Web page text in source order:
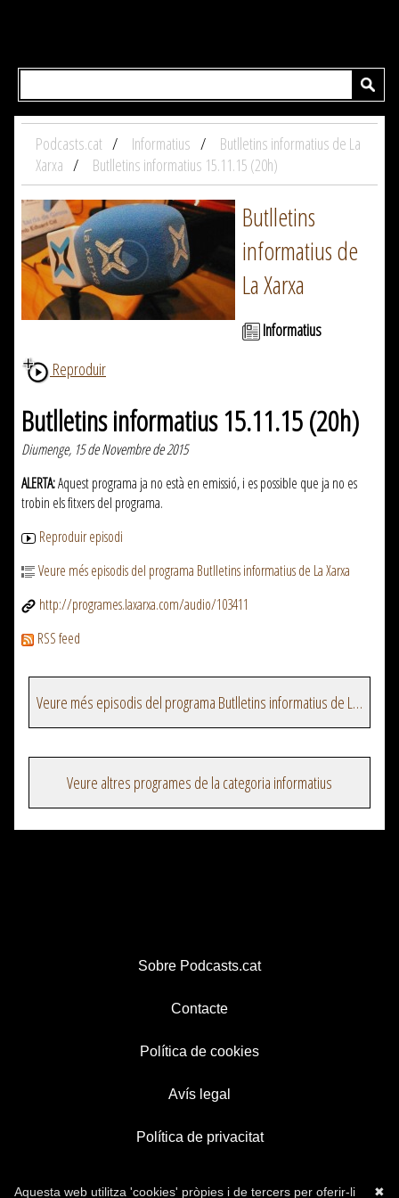
Podcasts.cat Informatius
Butlletins informatius de La
Xarxa
Butlletins informatius 15.11.15 (20h)
Butlletins
informatius de
La Xarxa
Informatius
Reproduir
Butlletins informatius 15.11.15 (20h)
Diumenge, 15 de Novembre de 2015
ALERTA:Aquest programa ja no està en emissió, i es possible que ja no es
trobin els fitxers del programa.
Reproduir episodi
Veure més episodis del programa Butlletins informatius de La Xarxa
http://programes.laxarxa.com/audio/103411
RSS feed
Veure més episodis del programa Butlletins informatius de La Xarxa
Veure altres programes de la categoria informatius
Sobre Podcasts.cat
Contacte
Política de cookies
Avís legal
Política de privacitat
✖
Aquesta web utilitza 'cookies' pròpies i de tercers per oferir-li